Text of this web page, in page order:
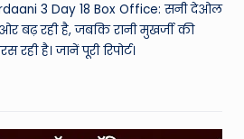
3 Day 18 Box Office: सनी देओल
बढ़ रही है, जबकि रानी मुखर्जी की
है। जानें पूरी रिपोर्ट।